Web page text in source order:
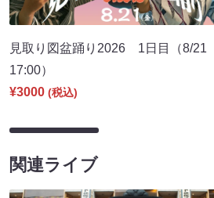
見取り図盆踊り2026 1日目（8/21
17:00）
¥3000 (税込)
関連ライブ